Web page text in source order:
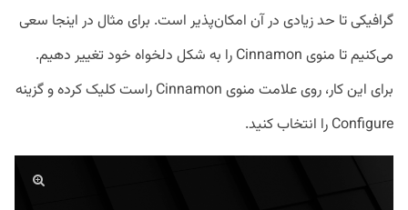
گرافیکی تا حد زیادی در آن امکان‌پذیر است. برای مثال در اینجا سعی
می‌کنیم تا منوی Cinnamon را به شکل دلخواه خود تغییر دهیم.
برای این کار، روی علامت منوی Cinnamon راست کلیک کرده و گزینه
Configure را انتخاب کنید.